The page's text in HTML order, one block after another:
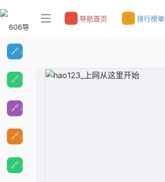
导航首页 排行榜单